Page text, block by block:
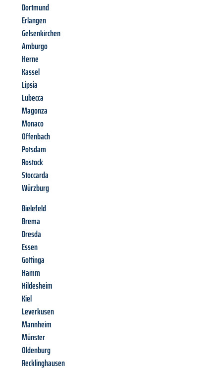
Dortmund
Erlangen
Gelsenkirchen
Amburgo
Herne
Kassel
Lipsia
Lubecca
Magonza
Monaco
Offenbach
Potsdam
Rostock
Stoccarda
Würzburg
Bielefeld
Brema
Dresda
Essen
Gottinga
Hamm
Hildesheim
Kiel
Leverkusen
Mannheim
Münster
Oldenburg
Recklinghausen